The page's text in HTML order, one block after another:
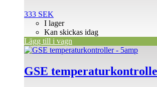
333 SEK
I lager
Kan skickas idag
Lägg till i vagn
GSE